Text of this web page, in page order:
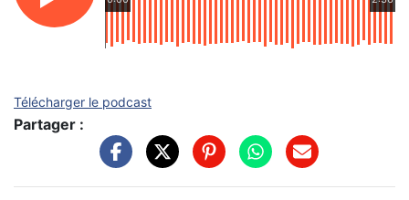
Télécharger le podcast
Partager :